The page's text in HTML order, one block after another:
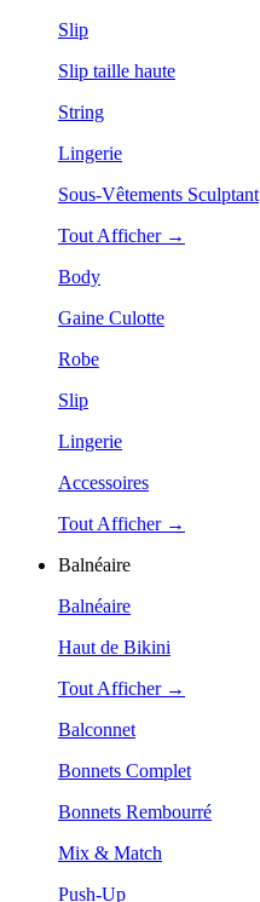
Slip
Slip taille haute
String
Lingerie
Sous-Vêtements Sculptant
Tout Afficher →
Body
Gaine Culotte
Robe
Slip
Lingerie
Accessoires
Tout Afficher →
Balnéaire
Balnéaire
Haut de Bikini
Tout Afficher →
Balconnet
Bonnets Complet
Bonnets Rembourré
Mix & Match
Push-Up